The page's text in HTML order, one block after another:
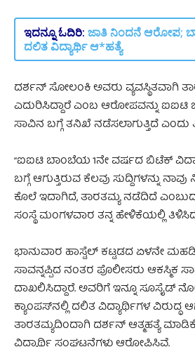
ಇದನ್ನೂ ಓದಿರಿ: ಜಾತಿ ನಿಂದನೆ ಆರೋಪ;
ದಲಿತ ವಿದ್ಯಾರ್ಥಿ ಆ*ಹತ್ಯೆ
ದರ್ಶನ್ ಸೋಲಂಕಿ ಅವರು ವ್ಯವಸ್ಥಿತವಾಗಿ
ಎದುರಿಸಿದ್ದಾರೆ ಎಂಬ ಆರೋಪವನ್ನು ಐಐಟಿ
ಸಾವಿನ ಬಗ್ಗೆ ತನಿಖೆ ನಡೆಸಲಾಗುತ್ತಿದೆ ಎಂದು
“ಐಐಟಿ ಬಾಂಬೆಯ 1ನೇ ವರ್ಷದ ಬಿಟೆಕ್
ಬಗ್ಗೆ ಆಗುತ್ತಿರುವ ಕೆಲವು ಸುದ್ದಿಗಳನ್ನು ನಾವು
ಕೊಲೆ ಇದಾಗಿದೆ, ತಾರತಮ್ಯ ನಡೆದಿದೆ ಎಂಬುದು
ಸಂಸ್ಥೆ ಮಂಗಳವಾರ ತನ್ನ ಹೇಳಿಕೆಯಲ್ಲಿ
ಭಾನುವಾರ ಹಾಸ್ಟೆಲ್ ಕಟ್ಟಡದ ಏಳನೇ
ಸಾವನ್ನಪ್ಪಿದ ನಂತರ ಪೊಲೀಸರು ಆಕಸ್ಮಿಕ
ದಾಖಲಿಸಿದ್ದಾರೆ. ಅವರಿಗೆ ಇನ್ನೂ ಸೂಸೈಡ್
ಕ್ಯಾಂಪಸ್‌ನಲ್ಲಿ ದಲಿತ ವಿದ್ಯಾರ್ಥಿಗಳ ವಿರುದ್ಧ
ತಾರತಮ್ಯದಿಂದಾಗಿ ದರ್ಶನ್‌ ಆತ್ಮಹತ್ಯೆ